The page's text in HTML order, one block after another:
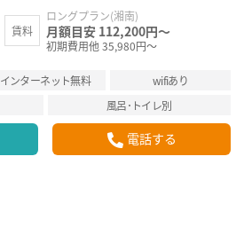
賃料
ロングプラン(湘南)
月額目安 112,200円～
初期費用他 35,980円～
インターネット無料
wifiあり
風呂･トイレ別
電話する